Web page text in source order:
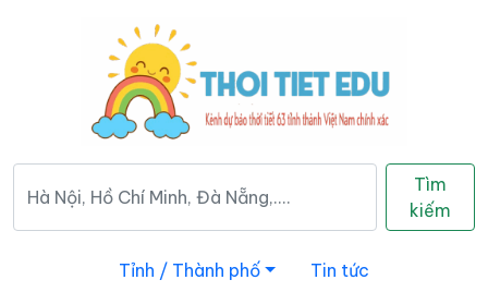
Tìm
kiếm
Tỉnh / Thành phố Tin tức